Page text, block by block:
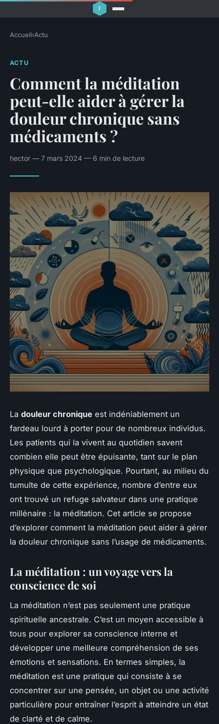
Accueil›Actu
ACTU
Comment la méditation
peut-elle aider à gérer la
douleur chronique sans
médicaments ?
hector — 7 mars 2024 — 6 min de lecture
La douleur chronique est indéniablement un
fardeau lourd à porter pour de nombreux individus.
Les patients qui la vivent au quotidien savent
combien elle peut être épuisante, tant sur le plan
physique que psychologique. Pourtant, au milieu du
tumulte de cette expérience, nombre d’entre eux
ont trouvé un refuge salvateur dans une pratique
millénaire : la méditation. Cet article se propose
d’explorer comment la méditation peut aider à gérer
la douleur chronique sans l’usage de médicaments.
La méditation : un voyage vers la
conscience de soi
La méditation n’est pas seulement une pratique
spirituelle ancestrale. C’est un moyen accessible à
tous pour explorer sa conscience interne et
développer une meilleure compréhension de ses
émotions et sensations. En termes simples, la
méditation est une pratique qui consiste à se
concentrer sur une pensée, un objet ou une activité
particulière pour entraîner l’esprit à atteindre un état
de clarté et de calme.